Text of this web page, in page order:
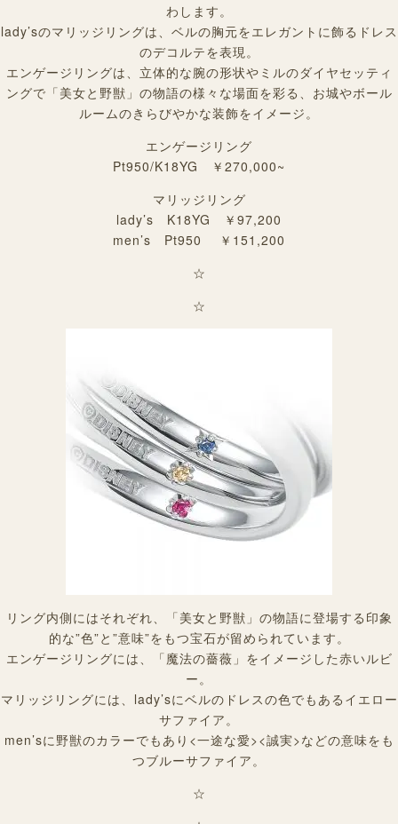
わします。
lady’sのマリッジリングは、ベルの胸元をエレガントに飾るドレス
のデコルテを表現。
エンゲージリングは、立体的な腕の形状やミルのダイヤセッティ
ングで「美女と野獣」の物語の様々な場面を彩る、お城やボール
ルームのきらびやかな装飾をイメージ。
エンゲージリング
Pt950/K18YG ￥270,000~
マリッジリング
lady’s K18YG ￥97,200
men’s Pt950 ￥151,200
☆
☆
リング内側にはそれぞれ、「美女と野獣」の物語に登場する印象
的な”色”と”意味”をもつ宝石が留められています。
エンゲージリングには、「魔法の薔薇」をイメージした赤いルビ
ー。
マリッジリングには、lady’sにベルのドレスの色でもあるイエロー
サファイア。
men’sに野獣のカラーでもあり<一途な愛><誠実>などの意味をも
つブルーサファイア。
☆